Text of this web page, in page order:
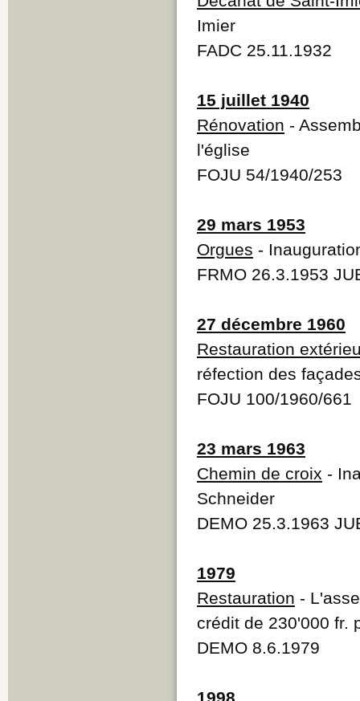
Imier
FADC 25.11.1932
15 juillet 1940
Rénovation -
l'église
FOJU 54/1940/253
29 mars 1953
Orgues -
FRMO 26.3.1953
27 décembre 1960
Restauration
réfection des
FOJU 100/1960/661
23 mars 1963
Chemin de croix -
Schneider
DEMO 25.3.1963
1979
Restauration -
crédit de 230'000 fr.
DEMO 8.6.1979
1998